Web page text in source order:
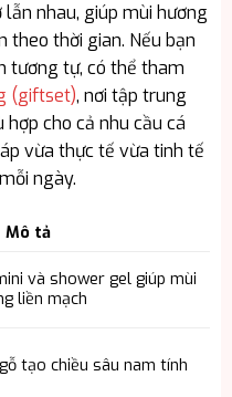
nhau, giúp mùi hương
theo thời gian. Nếu bạn
tương tự, có thể tham
(giftset), nơi tập trung
cho cả nhu cầu cá
vừa thực tế vừa tinh tế
ngày.
Mô tả
và shower gel giúp mùi
liền mạch
tạo chiều sâu nam tính